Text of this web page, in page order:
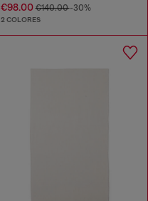
€98.00€140.00-30%
2 COLORES